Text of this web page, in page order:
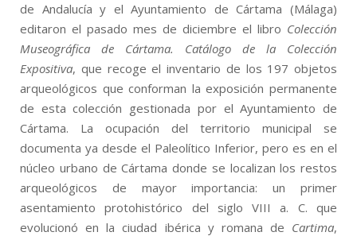
de Andalucía y el Ayuntamiento de Cártama (Málaga)
editaron el pasado mes de diciembre el libro Colección
Museográfica de Cártama. Catálogo de la Colección
Expositiva, que recoge el inventario de los 197 objetos
arqueológicos que conforman la exposición permanente
de esta colección gestionada por el Ayuntamiento de
Cártama. La ocupación del territorio municipal se
documenta ya desde el Paleolítico Inferior, pero es en el
núcleo urbano de Cártama donde se localizan los restos
arqueológicos de mayor importancia: un primer
asentamiento protohistórico del siglo VIII a. C. que
evolucionó en la ciudad ibérica y romana de Cartima,